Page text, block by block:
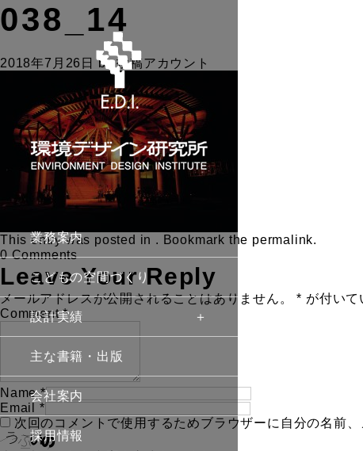
業務案内
こどもの空間づくり
設計実績
主な書籍・出版
会社案内
採用情報
038_14
2018年7月26日 by投稿アカウント
This entry was posted in . Bookmark the permalink.
0 Comments
Leave Your Reply
メールアドレスが公開されることはありません。 * が付いて
Comment *
Name *
Email
*
次回のコメントで使用するためブラウザーに自分の名前